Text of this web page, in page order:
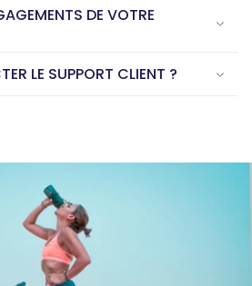
DE VOTRE
LE SUPPORT CLIENT ?